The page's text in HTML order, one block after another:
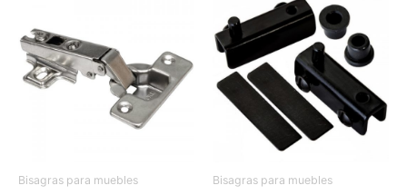
Bisagras para muebles Bisagras para muebles